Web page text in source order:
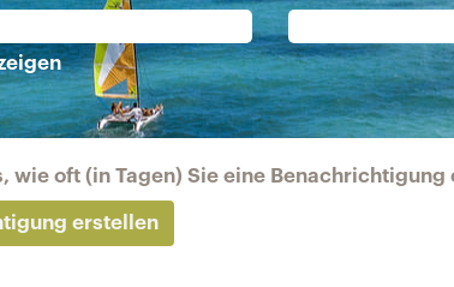
wie oft (in Tagen) Sie eine
erstellen